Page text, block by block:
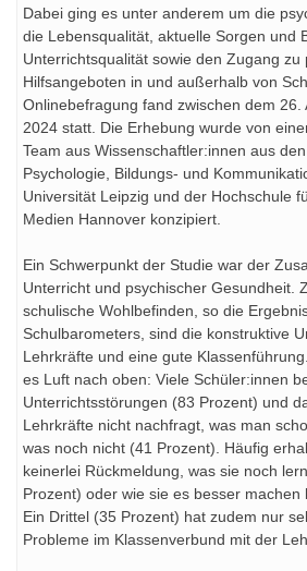
Dabei ging es unter anderem um die
die Lebensqualität, aktuelle Sorgen und
Unterrichtsqualität sowie den Zugang zu
Hilfsangeboten in und außerhalb von
Onlinebefragung fand zwischen dem
2024 statt. Die Erhebung wurde von
Team aus Wissenschaftler:innen aus
Psychologie, Bildungs- und
Universität Leipzig und der Hochschule
Medien Hannover konzipiert.
Ein Schwerpunkt der Studie war der
Unterricht und psychischer Gesundheit.
schulische Wohlbefinden, so die
Schulbarometers, sind die konstruktive
Lehrkräfte und eine gute
es Luft nach oben: Viele Schüler:innen
Unterrichtsstörungen (83 Prozent) und
Lehrkräfte nicht nachfragt, was man
was noch nicht (41 Prozent). Häufig
keinerlei Rückmeldung, was sie noch
Prozent) oder wie sie es besser machen
Ein Drittel (35 Prozent) hat zudem nur
Probleme im Klassenverbund mit der